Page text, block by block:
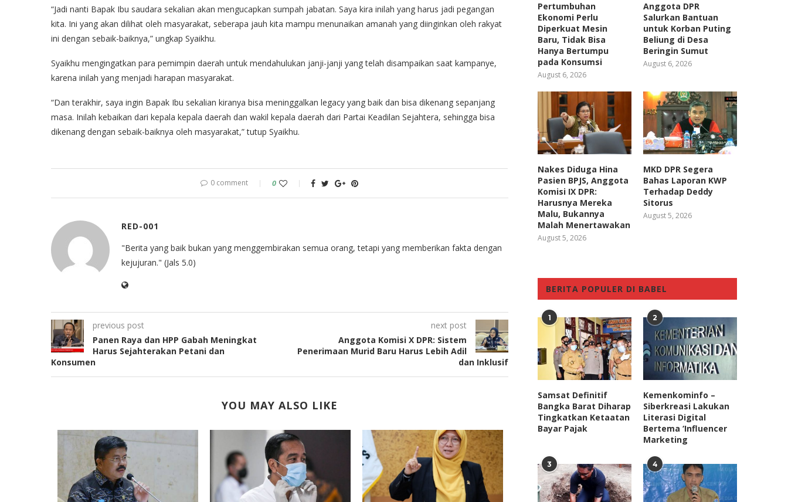
“Jadi nanti Bapak Ibu saudara sekalian akan mengucapkan sumpah jabatan. Saya kira inilah yang harus jadi pegangan
kita. Ini yang akan dilihat oleh masyarakat, seberapa jauh kita mampu menunaikan amanah yang diinginkan oleh rakyat
ini dengan sebaik-baiknya,” ungkap Syaikhu.
Syaikhu mengingatkan para pemimpin daerah untuk mendahulukan janji-janji yang telah disampaikan saat kampanye,
karena inilah yang menjadi harapan masyarakat.
“Dan terakhir, saya ingin Bapak Ibu sekalian kiranya bisa meninggalkan legacy yang baik dan bisa dikenang sepanjang
masa. Inilah kebaikan dari kepala kepala daerah dan wakil kepala daerah dari Partai Keadilan Sejahtera, sehingga bisa
dikenang dengan sebaik-baiknya oleh masyarakat,” tutup Syaikhu.
0 comment 0
RED-001
"Berita yang baik bukan yang menggembirakan semua orang, tetapi yang memberikan fakta dengan
kejujuran." (Jals 5.0)
previous post
Panen Raya dan HPP Gabah Meningkat
Harus Sejahterakan Petani dan
Konsumen
next post
Anggota Komisi X DPR: Sistem
Penerimaan Murid Baru Harus Lebih Adil
dan Inklusif
YOU MAY ALSO LIKE
Pertumbuhan
Ekonomi Perlu
Diperkuat Mesin
Baru, Tidak Bisa
Hanya Bertumpu
pada Konsumsi
August 6, 2026
Anggota DPR
Salurkan Bantuan
untuk Korban Puting
Beliung di Desa
Beringin Sumut
August 6, 2026
Nakes Diduga Hina
Pasien BPJS, Anggota
Komisi IX DPR:
Harusnya Mereka
Malu, Bukannya
Malah Menertawakan
August 5, 2026
MKD DPR Segera
Bahas Laporan KWP
Terhadap Deddy
Sitorus
August 5, 2026
BERITA POPULER DI BABEL
1
Samsat Definitif
Bangka Barat Diharap
Tingkatkan Ketaatan
Bayar Pajak
2
Kemenkominfo –
Siberkreasi Lakukan
Literasi Digital
Bertema ‘Influencer
Marketing
3 4